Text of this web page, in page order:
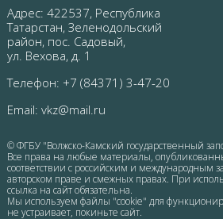
Адрес: 422537, Республика
Татарстан, Зеленодольский
район, пос. Садовый,
ул. Вехова, д. 1
Телефон: +7 (84371) 3-47-20
Email: vkz@mail.ru
© ФГБУ "Волжско-Камский государственный
Все права на любые материалы,
соответствии с российским и международным
авторском праве и смежных правах. При
ссылка на сайт обязательна.
Мы используем файлы "cookie" для
не устраивает, покиньте сайт.